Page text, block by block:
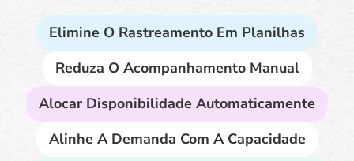
Elimine O Rastreamento Em Planilhas
Reduza O Acompanhamento Manual
Alocar Disponibilidade Automaticamente
Alinhe A Demanda Com A Capacidade